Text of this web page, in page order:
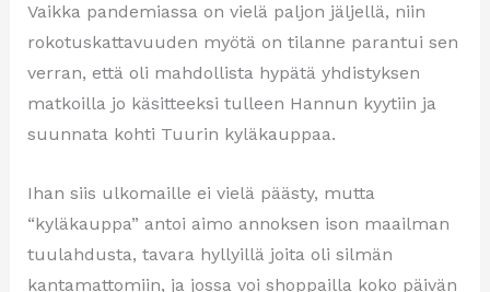
Vaikka pandemiassa on vielä paljon jäljellä, niin
rokotuskattavuuden myötä on tilanne parantui sen
verran, että oli mahdollista hypätä yhdistyksen
matkoilla jo käsitteeksi tulleen Hannun kyytiin ja
suunnata kohti Tuurin kyläkauppaa.
Ihan siis ulkomaille ei vielä päästy, mutta
“kyläkauppa” antoi aimo annoksen ison maailman
tuulahdusta, tavara hyllyillä joita oli silmän
kantamattomiin, ja jossa voi shoppailla koko päivän